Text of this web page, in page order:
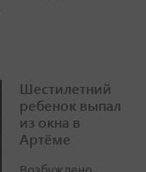
Шестилетний
ребенок выпал
из окна в
Артёме